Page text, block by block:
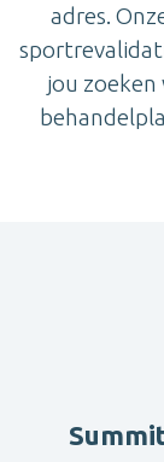
adres.
jou